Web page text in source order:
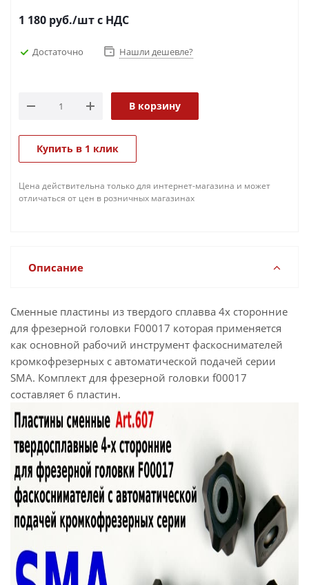
1 180 руб./штс НДС
Достаточно Нашли дешевле?
В корзину
Купить в 1 клик
Цена действительна только для интернет-магазина и может
отличаться от цен в розничных магазинах
Описание
Сменные пластины из твердого сплавва 4х сторонние
для фрезерной головки F00017 которая применяется
как основной рабочий инструмент фаскоснимателей
кромкофрезерных с автоматической подачей серии
SMA. Комплект для фрезерной головки f00017
составляет 6 пластин.